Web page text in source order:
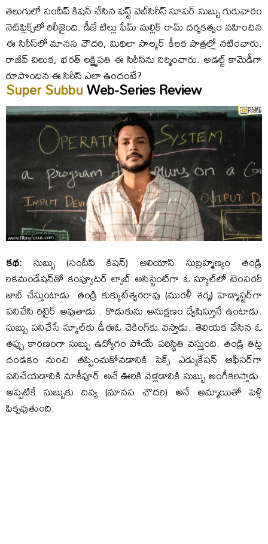
తెలుగులో సందీప్ కిష‌న్ చేసిన ఫ‌స్ట్ వెబ్‌సిరీస్ సూప‌ర్ సుబ్బు గురువారం
నెట్‌ఫ్లిక్స్‌లో రిలీజైంది. డీజే టిల్లు ఫేమ్ మ‌ల్లిక్ రామ్ ద‌ర్శ‌క‌త్వం వ‌హించిన
ఈ సిరీస్‌లో మాన‌స చౌద‌రి, మిథిలా పాల్క‌ర్ కీల‌క పాత్ర‌ల్లో న‌టించారు.
రాజీవ్ చిలుక‌, భ‌ర‌త్ ల‌క్ష్మిప‌తి ఈ సిరీస్‌ను నిర్మించారు. అడ‌ల్ట్ కామెడీగా
రూపొందిన ఈ సిరీస్ ఎలా ఉందంటే?
Super SubbuWeb-Series Review
క‌థ‌: సుబ్బు (సందీప్ కిష‌న్‌) అలియాస్ సుబ్ర‌హ్మ‌ణ్యం తండ్రి
రిక‌మండేష‌న్‌తో కంప్యూట‌ర్ ల్యాబ్ అసిస్టెంట్‌గా ఓ స్కూల్‌లో టెంప‌ర‌రీ
జాబ్ చేస్తుంటాడు. తండ్రి కుక్కుటేశ్వ‌ర‌రావు (ముర‌ళీ శ‌ర్మ‌) హెడ్మాస్ట‌ర్‌గా
ప‌నిచేసి రిటైర్ అవుతాడు . కొడుకును అనుక్ష‌ణం ద్వేషిస్తూనే ఉంటాడు.
సుబ్బు ప‌నిచేసే స్కూల్‌కు డీఈఓ చెకింగ్‌కు వ‌స్తాడు. తెలియ‌క చేసిన ఓ
త‌ప్పు కార‌ణంగా సుబ్బు ఉద్యోగం పోయే ప‌రిస్థితి వ‌స్తుంది. తండ్రి తిట్ల
దండ‌కం నుంచి త‌ప్పించుకోవ‌డానికి సెక్స్ ఎడ్యుకేష‌న్‌ ఆఫీస‌ర్‌గా
ప‌నిచేయ‌డానికి మాకీపూర్ అనే ఊరికి వెళ్ల‌డానికి సుబ్బు అంగీక‌రిస్తాడు.
అప్ప‌టికే సుబ్బుకు దివ్య (మాన‌స చౌద‌రి) అనే అమ్మాయితో పెళ్లి
ఫిక్స‌వుతుంది.